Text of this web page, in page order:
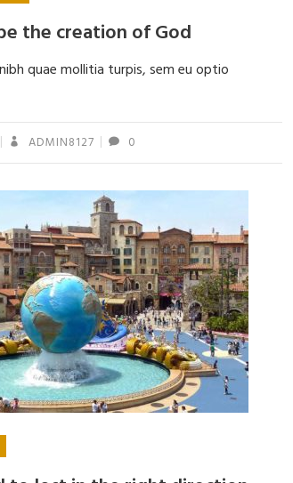
the creation of God
quae mollitia turpis, sem eu optio
ADMIN8127 0